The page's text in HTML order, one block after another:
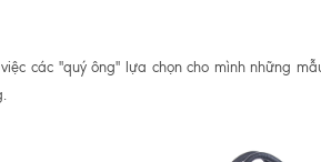
các "quý ông" lựa chọn cho mình những